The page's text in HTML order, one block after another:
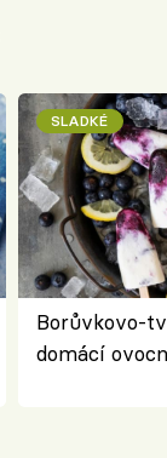
SLADKÉ
Borůvkovo-
domácí